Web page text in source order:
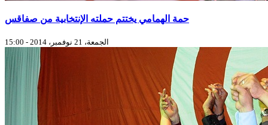
حمة الهمامي يختتم حملته الإنتخابية من صفاقس
الجمعة، 21 نوفمبر، 2014 - 15:00